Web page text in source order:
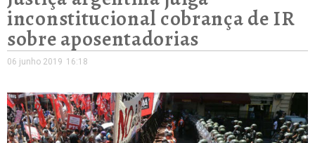
inconstitucional cobrança de IR
sobre aposentadorias
06 junho 2019 16:18